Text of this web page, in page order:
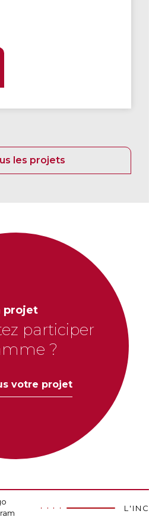
les projets
projet
participer
?
votre projet